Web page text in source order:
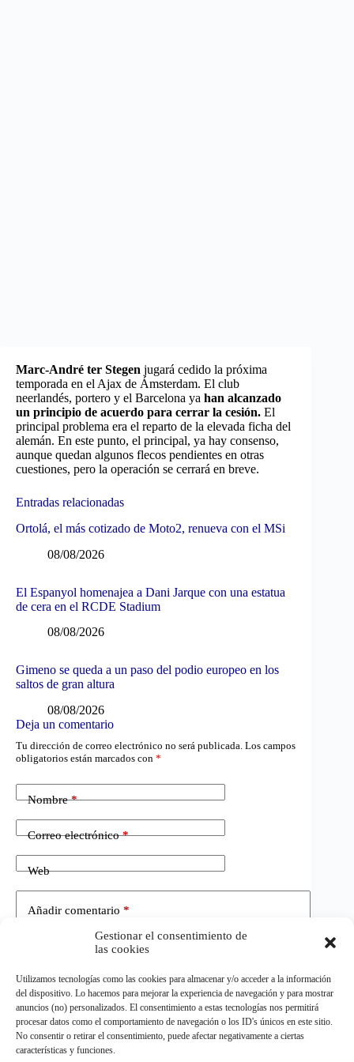
Gestionar el consentimiento de
las cookies
Utilizamos tecnologías como las cookies para almacenar y/o acceder a la información
del dispositivo. Lo hacemos para mejorar la experiencia de navegación y para mostrar
anuncios (no) personalizados. El consentimiento a estas tecnologías nos permitirá
procesar datos como el comportamiento de navegación o los ID's únicos en este sitio.
No consentir o retirar el consentimiento, puede afectar negativamente a ciertas
características y funciones.
Marc-André ter Stegen jugará cedido la próxima
temporada en el Ajax de Ámsterdam. El club
neerlandés, portero y el Barcelona ya han alcanzado
un principio de acuerdo para cerrar la cesión. El
principal problema era el reparto de la elevada ficha del
alemán. En este punto, el principal, ya hay consenso,
aunque quedan algunos flecos pendientes en otras
cuestiones, pero la operación se cerrará en breve.
Entradas relacionadas
Ortolá, el más cotizado de Moto2, renueva con el MSi
08/08/2026
El Espanyol homenajea a Dani Jarque con una estatua
de cera en el RCDE Stadium
08/08/2026
Gimeno se queda a un paso del podio europeo en los
saltos de gran altura
08/08/2026
Deja un comentario
Tu dirección de correo electrónico no será publicada. Los campos
obligatorios están marcados con *
Nombre*
Correo electrónico*
Web
Añadir comentario *
Publicar el comentario